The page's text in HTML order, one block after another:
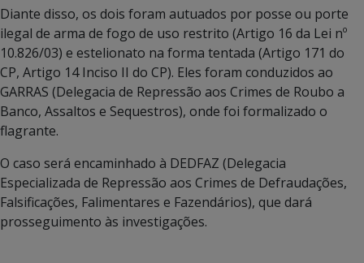
Diante disso, os dois foram autuados por posse ou porte
ilegal de arma de fogo de uso restrito (Artigo 16 da Lei nº
10.826/03) e estelionato na forma tentada (Artigo 171 do
CP, Artigo 14 Inciso II do CP). Eles foram conduzidos ao
GARRAS (Delegacia de Repressão aos Crimes de Roubo a
Banco, Assaltos e Sequestros), onde foi formalizado o
flagrante.
O caso será encaminhado à DEDFAZ (Delegacia
Especializada de Repressão aos Crimes de Defraudações,
Falsificações, Falimentares e Fazendários), que dará
prosseguimento às investigações.